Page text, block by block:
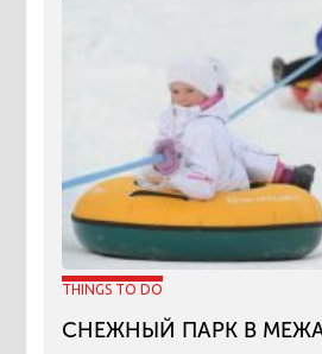
THINGS TO DO
СНЕЖНЫЙ ПАРК В